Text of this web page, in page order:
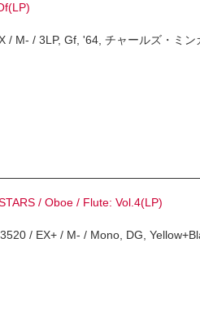
/ M- / 3LP, Gf, '64, チャールズ・ミン
/ Oboe / Flute: Vol.4(LP)
/ EX+ / M- / Mono, DG,